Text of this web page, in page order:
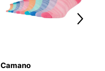
Camano